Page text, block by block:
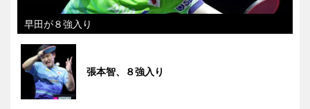
早田が８強入り
張本智、８強入り